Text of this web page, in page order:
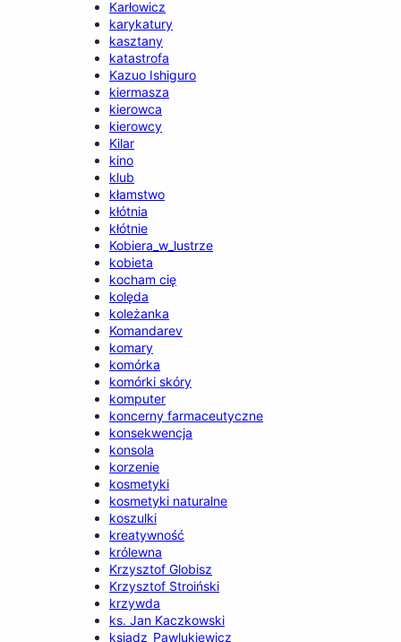
Karłowicz
karykatury
kasztany
katastrofa
Kazuo Ishiguro
kiermasza
kierowca
kierowcy
Kilar
kino
klub
kłamstwo
kłótnia
kłótnie
Kobiera_w_lustrze
kobieta
kocham cię
kolęda
koleżanka
Komandarev
komary
komórka
komórki skóry
komputer
koncerny farmaceutyczne
konsekwencja
konsola
korzenie
kosmetyki
kosmetyki naturalne
koszulki
kreatywność
królewna
Krzysztof Globisz
Krzysztof Stroiński
krzywda
ks. Jan Kaczkowski
ksiądz_Pawlukiewicz